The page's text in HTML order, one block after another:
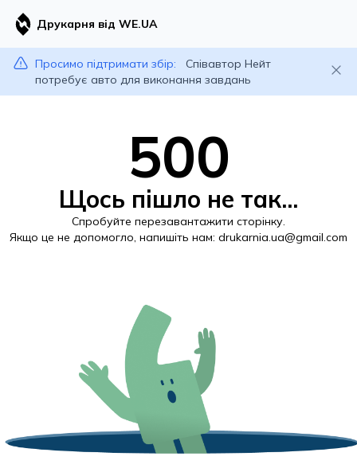
Друкарня від WE.UA
Просимо підтримати збір:
Співавтор Нейт
потребує авто для виконання завдань
500
Щось пішло не так...
Спробуйте перезавантажити сторінку.
Якщо це не допомогло, напишіть нам: drukarnia.ua@gmail.com